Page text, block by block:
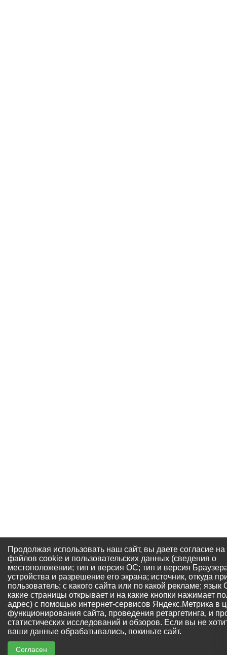
Продолжая использовать наш сайт, вы даете согласие на
файлов cookie и пользовательских данных (сведения о
местоположении; тип и версия ОС; тип и версия
устройства и разрешение его экрана; источник, откуда
пользователь; с какого сайта или по какой рекламе;
какие страницы открывает и на какие кнопки нажимает
адрес) с помощью интернет-сервисов Яндекс.Метрика в
функционирования сайта, проведения ретаргетинга, и
статистических исследований и обзоров. Если вы не
ваши данные обрабатывались, покиньте сайт.
Согласен